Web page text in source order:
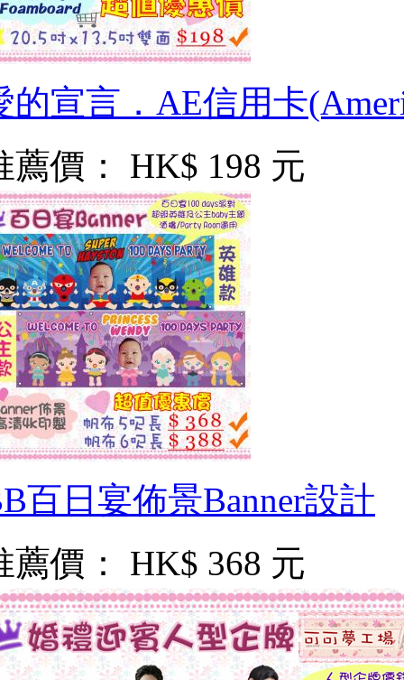
的宣言．AE信用卡
薦價：
HK$ 198 元
百日宴佈景Banner設計
薦價：
HK$ 368 元